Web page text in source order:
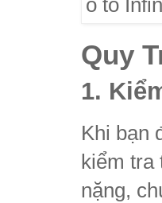
Quy
1.
Khi bạn
kiểm tra
nặng,